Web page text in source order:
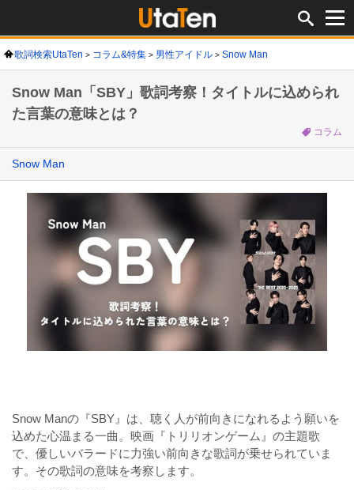
歌詞検索UtaTen コラム&特集 男性アイドル Snow Man
Snow Man「SBY」歌詞考察！タイトルに込められ
た言葉の意味とは？
コラム
Snow Man
Snow Manの『SBY』は、聴く人が前向きになれるよう願いを
込めた心温まる一曲。映画『トリリオンゲーム』の主題歌
で、優しいバラードに力強い前向きな歌詞が乗せられていま
す。その歌詞の意味を考察します。